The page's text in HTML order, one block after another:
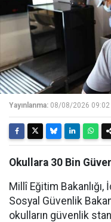
Yayınlanma: 08/08/2026 09:02
Okullara 30 Bin
Millî Eğitim Bakanlığı,
Sosyal Güvenlik
okulların güvenlik